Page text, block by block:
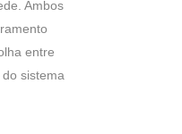
Ambos
entre
sistema